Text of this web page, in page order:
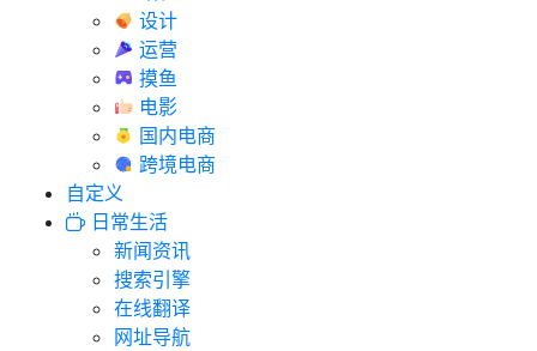
设计
运营
摸鱼
电影
国内电商
跨境电商
自定义
日常生活
新闻资讯
搜索引擎
在线翻译
网址导航